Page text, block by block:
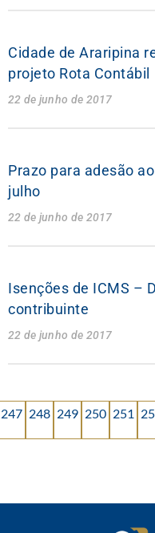
Cidade de Araripina
projeto Rota Contábil
22 de junho de 2017
Prazo para adesão
julho
22 de junho de 2017
Isenções de ICMS –
contribuinte
22 de junho de 2017
247 248 249 250 251